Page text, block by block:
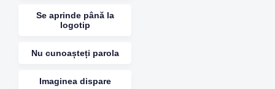
Se aprinde până la
logotip
Nu cunoașteți parola
Imaginea dispare